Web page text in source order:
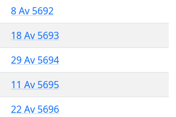
8 Av 5692
18 Av 5693
29 Av 5694
11 Av 5695
22 Av 5696